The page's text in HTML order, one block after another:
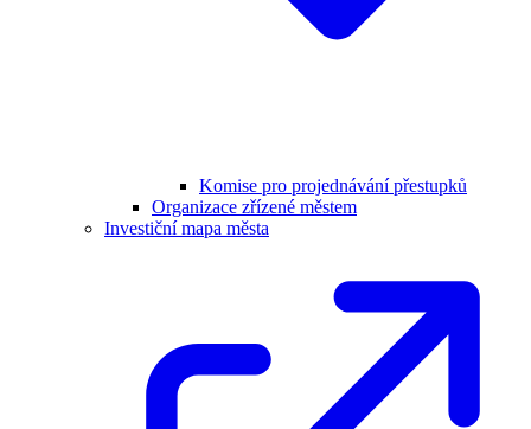
Komise pro projednávání přestupků
Organizace zřízené městem
Investiční mapa města